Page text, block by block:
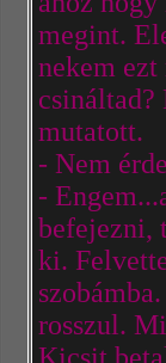
megint.
nekem
csináltad?
mutatott.
- Nem
-
befejezni,
ki.
rosszul.